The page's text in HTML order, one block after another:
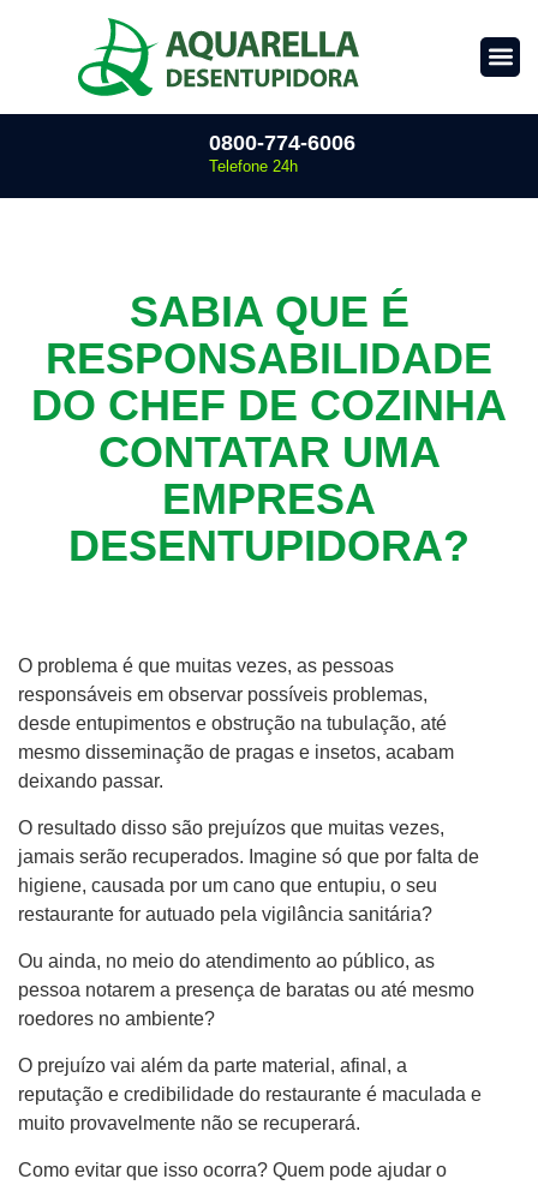
0800-774-6006
Telefone 24h
SABIA QUE É
RESPONSABILIDADE
DO CHEF DE COZINHA
CONTATAR UMA
EMPRESA
DESENTUPIDORA?
O problema é que muitas vezes, as pessoas
responsáveis em observar possíveis problemas,
desde entupimentos e obstrução na tubulação, até
mesmo disseminação de pragas e insetos, acabam
deixando passar.
O resultado disso são prejuízos que muitas vezes,
jamais serão recuperados. Imagine só que por falta de
higiene, causada por um cano que entupiu, o seu
restaurante for autuado pela vigilância sanitária?
Ou ainda, no meio do atendimento ao público, as
pessoa notarem a presença de baratas ou até mesmo
roedores no ambiente?
O prejuízo vai além da parte material, afinal, a
reputação e credibilidade do restaurante é maculada e
muito provavelmente não se recuperará.
Como evitar que isso ocorra? Quem pode ajudar o